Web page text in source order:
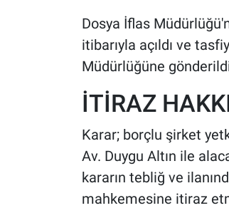
Dosya İflas
itibarıyla açıldı ve
Müdürlüğüne
İTİRAZ
Karar; borçlu şirket
Av. Duygu Altın ile
kararın tebliğ ve
mahkemesine itiraz